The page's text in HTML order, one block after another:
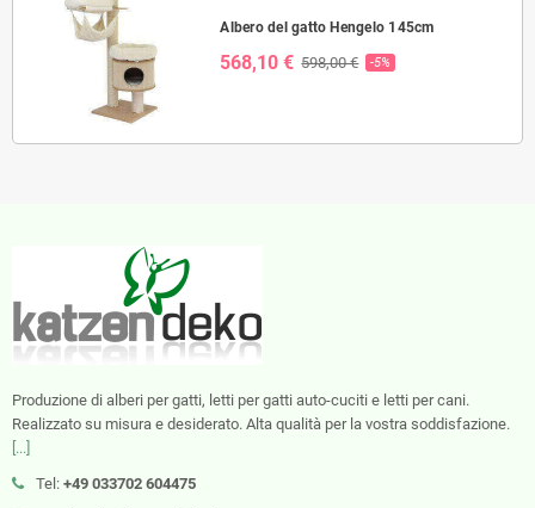
Albero del gatto Hengelo 145cm
568,10 € 598,00 € -5%
Produzione di alberi per gatti, letti per gatti auto-cuciti e letti per cani.
Realizzato su misura e desiderato. Alta qualità per la vostra soddisfazione.
[...]
Tel: +49 033702 604475